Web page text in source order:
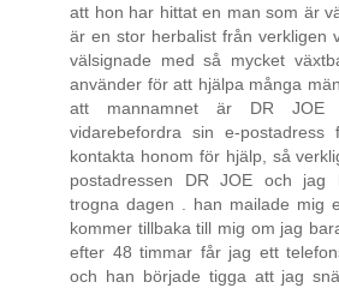
att hon har hittat en man som är
är en stor herbalist från verkligen
välsignade med så mycket
använder för att hjälpa många
att mannamnet är DR
vidarebefordra sin e-
kontakta honom för hjälp, så
postadressen DR JOE och jag
trogna dagen . han mailade mig
kommer tillbaka till mig om jag
efter 48 timmar får jag ett
och han började tigga att jag